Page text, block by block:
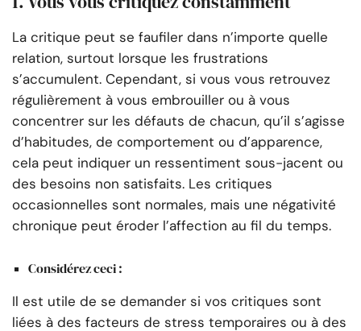
La critique peut se faufiler dans n’importe quelle
relation, surtout lorsque les frustrations
s’accumulent. Cependant, si vous vous retrouvez
régulièrement à vous embrouiller ou à vous
concentrer sur les défauts de chacun, qu’il s’agisse
d’habitudes, de comportement ou d’apparence,
cela peut indiquer un ressentiment sous-jacent ou
des besoins non satisfaits. Les critiques
occasionnelles sont normales, mais une négativité
chronique peut éroder l’affection au fil du temps.
Considérez ceci :
Il est utile de se demander si vos critiques sont
liées à des facteurs de stress temporaires ou à des